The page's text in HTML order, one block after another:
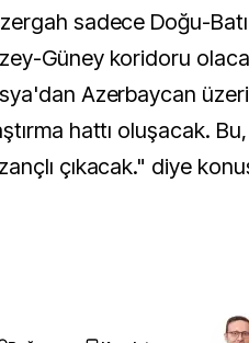
sadece Doğu-
Güney koridoru
Azerbaycan
hattı oluşacak.
çıkacak." diye